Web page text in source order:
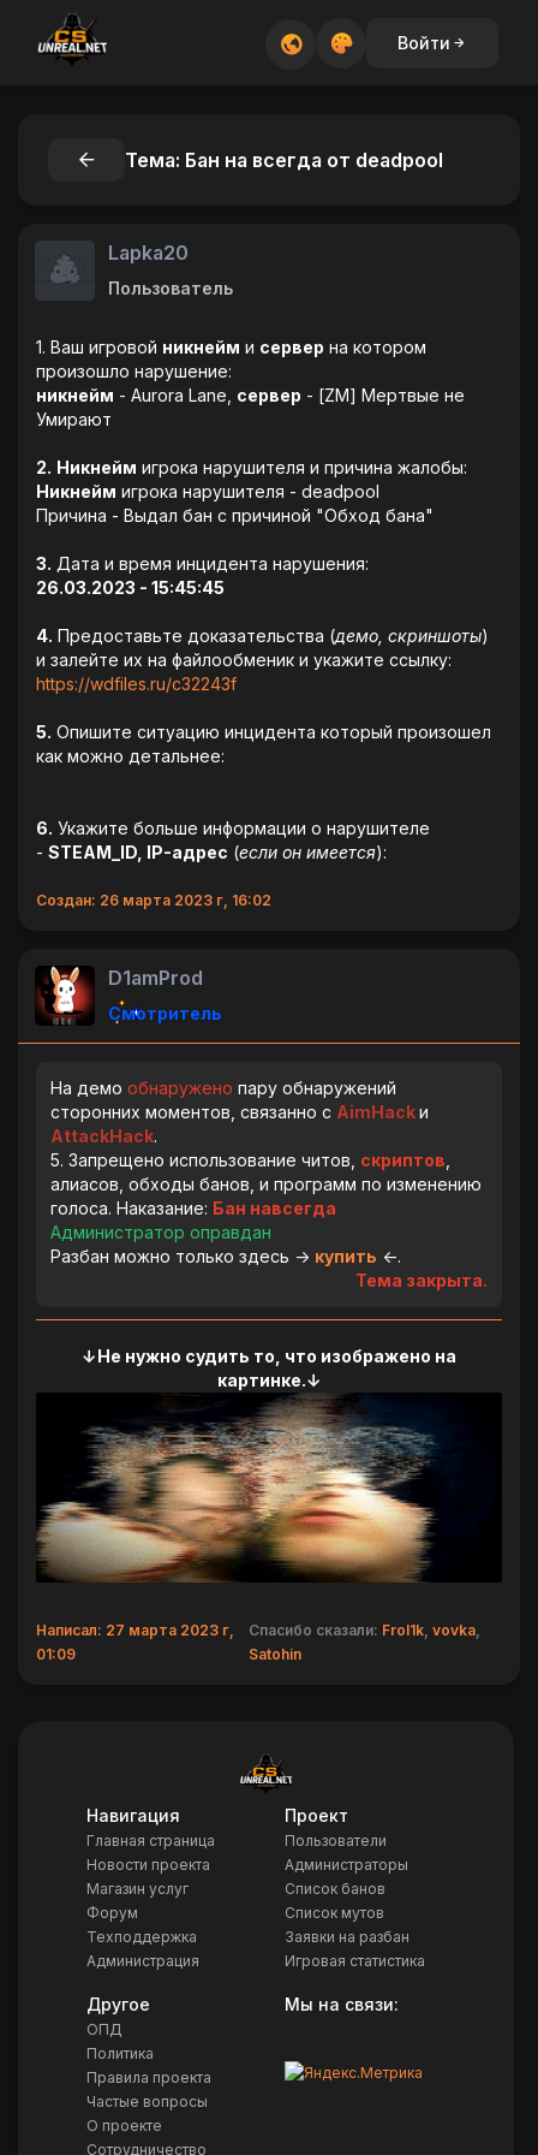
Войти
Тема: Бан на всегда от deadpool
Lapka20
Пользователь
1. Ваш игровой никнейм и сервер на котором
произошло нарушение:
никнейм - Aurora Lane, сервер - [ZM] Мертвые не
Умирают
2. Никнейм игрока нарушителя и причина жалобы:
Никнейм игрока нарушителя - deadpool
Причина - Выдал бан с причиной "Обход бана"
3. Дата и время инцидента нарушения:
26.03.2023 - 15:45:45
4. Предоставьте доказательства (демо, скриншоты)
и залейте их на файлообменик и укажите ссылку:
https://wdfiles.ru/c32243f
5. Опишите ситуацию инцидента который произошел
как можно детальнее:
6. Укажите больше информации о нарушителе
- STEAM_ID, IP-адрес (если он имеется):
Создан: 26 марта 2023 г, 16:02
D1amProd
Смотритель
На демо обнаружено пару обнаружений
сторонних моментов, связанно с AimHackи
AttackHack.
5. Запрещено использование читов, скриптов
алиасов, обходы банов, и программ по изменению
голоса. Наказание: Бан навсегда
Администратор оправдан
Разбан можно только здесь -> купить <-.
Тема закрыта.
↓Не нужно судить то, что изображено на
картинке.↓
Написал: 27 марта 2023 г,
01:09
Спасибо сказали: Frol1k, vovka,
Satohin
Навигация
Главная страница
Новости проекта
Магазин услуг
Форум
Техподдержка
Администрация
Проект
Пользователи
Администраторы
Список банов
Список мутов
Заявки на разбан
Игровая статистика
Другое
ОПД
Политика
Правила проекта
Частые вопросы
О проекте
Сотрудничество
Мы на связи: